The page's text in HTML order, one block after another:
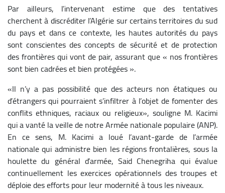
Par ailleurs, l’intervenant estime que des tentatives
cherchent à discréditer l’Algérie sur certains territoires du sud
du pays et dans ce contexte, les hautes autorités du pays
sont conscientes des concepts de sécurité et de protection
des frontières qui vont de pair, assurant que « nos frontières
sont bien cadrées et bien protégées ».
«Il n’y a pas possibilité que des acteurs non étatiques ou
d’étrangers qui pourraient s’infiltrer à l’objet de fomenter des
conflits ethniques, raciaux ou religieux», souligne M. Kacimi
qui a vanté la veille de notre Armée nationale populaire (ANP).
En ce sens, M. Kacimi a loué l’avant-garde de l’armée
nationale qui administre bien les régions frontalières, sous la
houlette du général d’armée, Said Chenegriha qui évalue
continuellement les exercices opérationnels des troupes et
déploie des efforts pour leur modernité à tous les niveaux.